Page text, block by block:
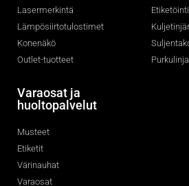
Lasermerkintä
Lämpösiirtotulostimet
Konenäkö
Outlet-tuotteet
Varaosat ja
huoltopalvelut
Musteet
Etiketit
Värinauhat
Varaosat